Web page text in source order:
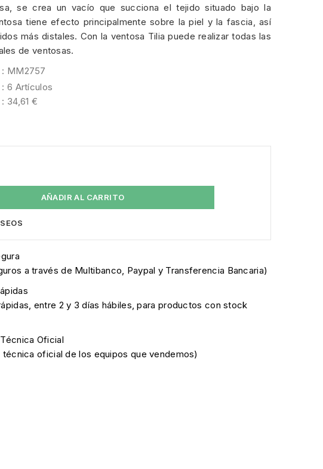
se crea un vacío que succiona el tejido situado bajo la
tiene efecto principalmente sobre la piel y la fascia, así
más distales. Con la ventosa Tilia puede realizar todas las
de ventosas.
: MM2757
: 6 Artículos
: 34,61 €
AÑADIR AL CARRITO
a través de Multibanco, Paypal y Transferencia Bancaria)
entre 2 y 3 días hábiles, para productos con stock
Oficial
técnica oficial de los equipos que vendemos)